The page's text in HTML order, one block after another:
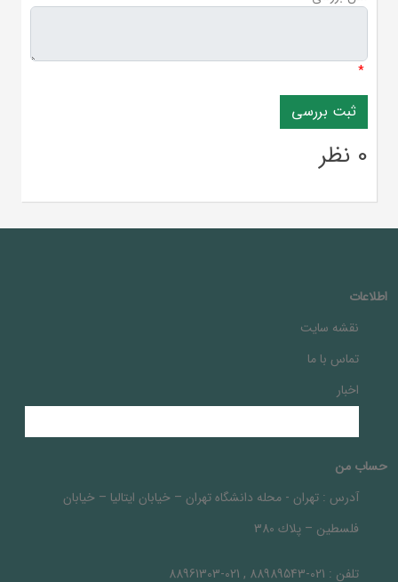
*
0 نظر
اطلاعات
نقشه سایت
تماس با ما
اخبار
حساب من
آدرس : تهران - محله دانشگاه تهران – خيابان ايتاليا – خيابان
فلسطين – پلاك 380
تلفن : 021-88989543 , 021-88961303